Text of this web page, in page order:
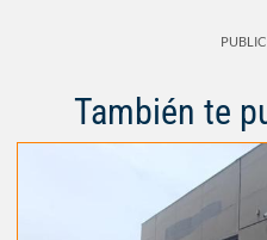
También te